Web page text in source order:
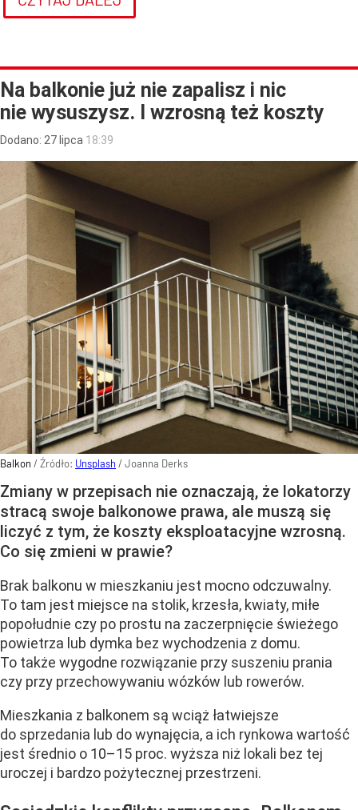
Na balkonie już nie zapalisz i nic
nie wysuszysz. I wzrosną też koszty
Dodano: 27 lipca 18:39
Balkon / Źródło: Unsplash / Joanna Derks
Zmiany w przepisach nie oznaczają, że lokatorzy
stracą swoje balkonowe prawa, ale muszą się
liczyć z tym, że koszty eksploatacyjne wzrosną.
Co się zmieni w prawie?
Brak balkonu w mieszkaniu jest mocno odczuwalny.
To tam jest miejsce na stolik, krzesła, kwiaty, miłe
popołudnie czy po prostu na zaczerpnięcie świeżego
powietrza lub dymka bez wychodzenia z domu.
To także wygodne rozwiązanie przy suszeniu prania
czy przy przechowywaniu wózków lub rowerów.
Mieszkania z balkonem są wciąż łatwiejsze
do sprzedania lub do wynajęcia, a ich rynkowa wartość
jest średnio o 10–15 proc. wyższa niż lokali bez tej
uroczej i bardzo pożytecznej przestrzeni.